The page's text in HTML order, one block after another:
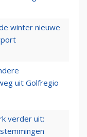
winter nieuwe
uit Golfregio
verder uit: